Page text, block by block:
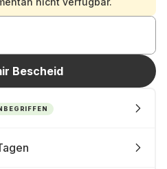
Bescheid